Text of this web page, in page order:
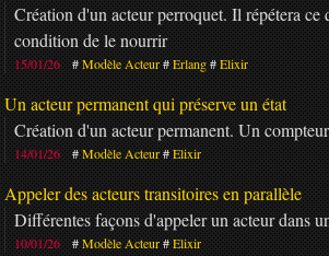
Création d'un acteur perroquet. Il répétera ce
condition de le nourrir
15/01/26 Modèle Acteur Erlang Elixir
Un acteur permanent qui préserve un état
Création d'un acteur permanent. Un
14/01/26 Modèle Acteur Elixir
Appeler des acteurs transitoires en parallèle
Différentes façons d'appeler un acteur dans
10/01/26 Modèle Acteur Elixir